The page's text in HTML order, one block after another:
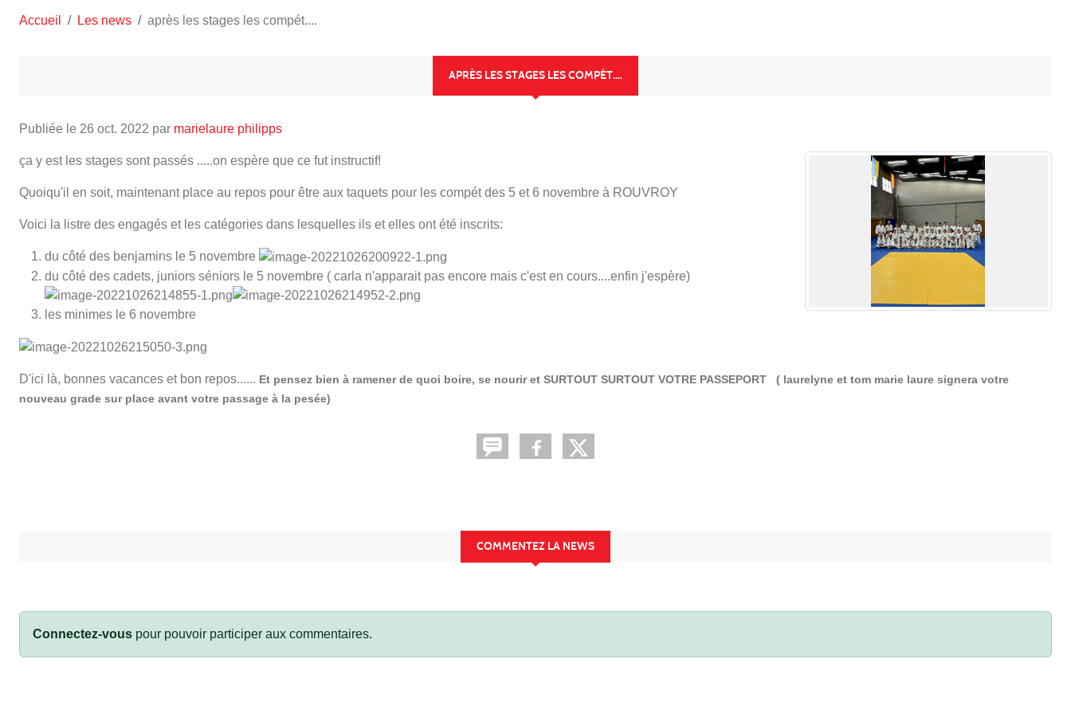
Accueil Les news après les stages les compét....
APRÈS LES STAGES LES COMPÉT....
Publiée le 26 oct. 2022 par marielaure philipps
ça y est les stages sont passés .....on espère que ce fut instructif!
Quoiqu'il en soit, maintenant place au repos pour être aux taquets pour les compét des 5 et 6 novembre à ROUVROY
Voici la listre des engagés et les catégories dans lesquelles ils et elles ont été inscrits:
du côté des benjamins le 5 novembre
du côté des cadets, juniors séniors le 5 novembre ( carla n'apparait pas encore mais c'est en cours....enfin j'espère)
les minimes le 6 novembre
D'ici là, bonnes vacances et bon repos...... Et pensez bien à ramener de quoi boire, se nourir et SURTOUT SURTOUT VOTRE PASSEPORT ( laurelyne et tom marie laure signera votre
nouveau grade sur place avant votre passage à la pesée)
COMMENTEZ LA NEWS
Connectez-vous pour pouvoir participer aux commentaires.